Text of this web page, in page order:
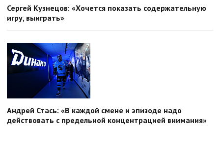
Сергей Кузнецов: «Хочется показать содержательную
игру, выиграть»
Андрей Стась: «В каждой смене и эпизоде надо
действовать с предельной концентрацией внимания»